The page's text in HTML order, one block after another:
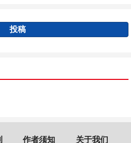
投稿
作者须知 关于我们